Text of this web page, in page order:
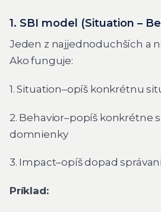
1. SBI model (Situation –
Jeden z najjednoduchších a
Ako funguje:
1. Situation–opíš konkrétnu
2. Behavior–popíš konkrétne
domnienky
3. Impact–opíš dopad
Príklad: